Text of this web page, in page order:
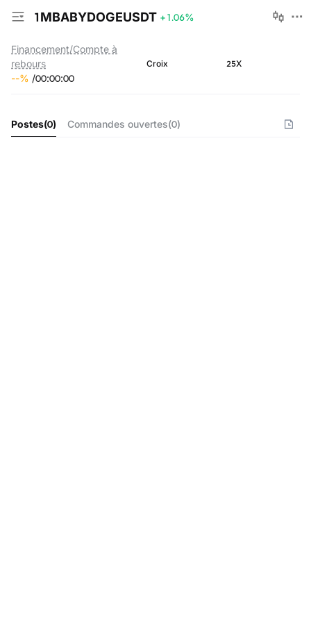
1MBABYDOGEUSDT +1.06%
Financement/Compte à
rebours
--% /00:00:00
Croix 25X
Postes(0) Commandes ouvertes(0)